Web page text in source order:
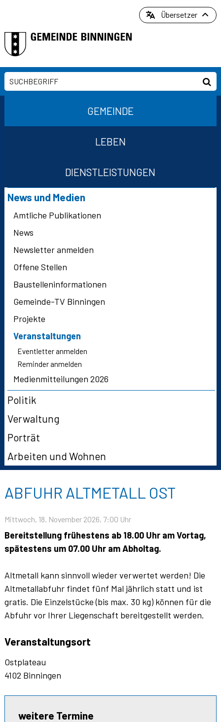
Übersetzer
GEMEINDE
LEBEN
DIENSTLEISTUNGEN
Suchformular
Suchbegriff
Subnavigation
News und Medien
Amtliche Publikationen
News
Newsletter anmelden
Offene Stellen
Baustelleninformationen
Gemeinde-TV Binningen
Projekte
Veranstaltungen
Eventletter anmelden
Reminder anmelden
Medienmitteilungen 2026
Politik
Verwaltung
Porträt
Arbeiten und Wohnen
ABFUHR ALTMETALL OST
Mittwoch, 18. November 2026, 7:00 Uhr
Bereitstellung frühestens ab 18.00 Uhr am Vortag,
spätestens um 07.00 Uhr am Abholtag.
Altmetall kann sinnvoll wieder verwertet werden! Die
Altmetallabfuhr findet fünf Mal jährlich statt und ist
gratis. Die Einzelstücke (bis max. 30 kg) können für die
Abfuhr vor Ihrer Liegenschaft bereitgestellt werden.
Veranstaltungsort
Ostplateau
4102 Binningen
weitere Termine